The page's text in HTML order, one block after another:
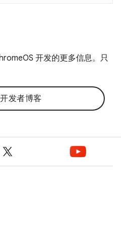
开发的更多信息。只
发者博客